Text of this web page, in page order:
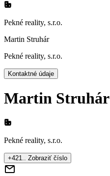
Pekné reality, s.r.o.
Martin Struhár
Pekné reality, s.r.o.
Kontaktné údaje
Martin Struhár
Pekné reality, s.r.o.
+421.. Zobraziť číslo